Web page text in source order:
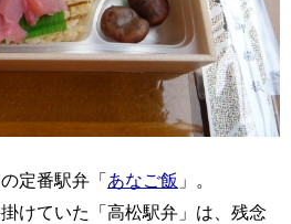
定番駅弁「あなご飯 」。
けていた「高松駅弁」は、残念